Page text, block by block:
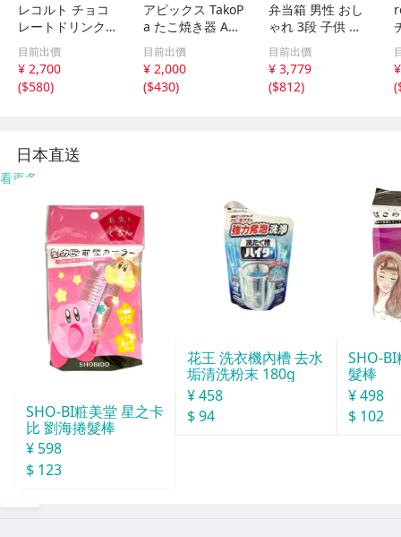
レコルト チョコ
レートドリンクメ
ーカー RMT-2 (G
Y) Chocolate Dri
nk Maker recolte
未開封
目前出價
¥ 2,700
($580)
アピックス TakoP
a たこ焼き器 AT
M-024 ブラウン
着脱式プレート2
枚組（たこ焼き/
平面）元箱/取扱
目前出價
¥ 2,000
($430)
弁当箱 男性 おし
ゃれ 3段 子供 女
子 炊飯器 1合炊
き 一人暮らし用
マルチ 小型 電気
加熱 ランチ ボッ
目前出價
¥ 3,779
($812)
(
日本直送
看更多
SHO-BI粧美堂 星之卡
比 劉海捲髮棒
¥ 598
$ 123
花王 洗衣機內槽 去水
垢清洗粉末 180g
¥ 458
$ 94
SHO-
髮棒
¥ 498
$ 102